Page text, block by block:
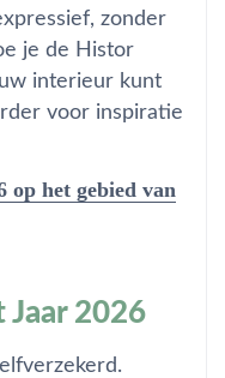
zonder
je de Histor
interieur kunt
voor inspiratie
op het gebied van
Jaar 2026